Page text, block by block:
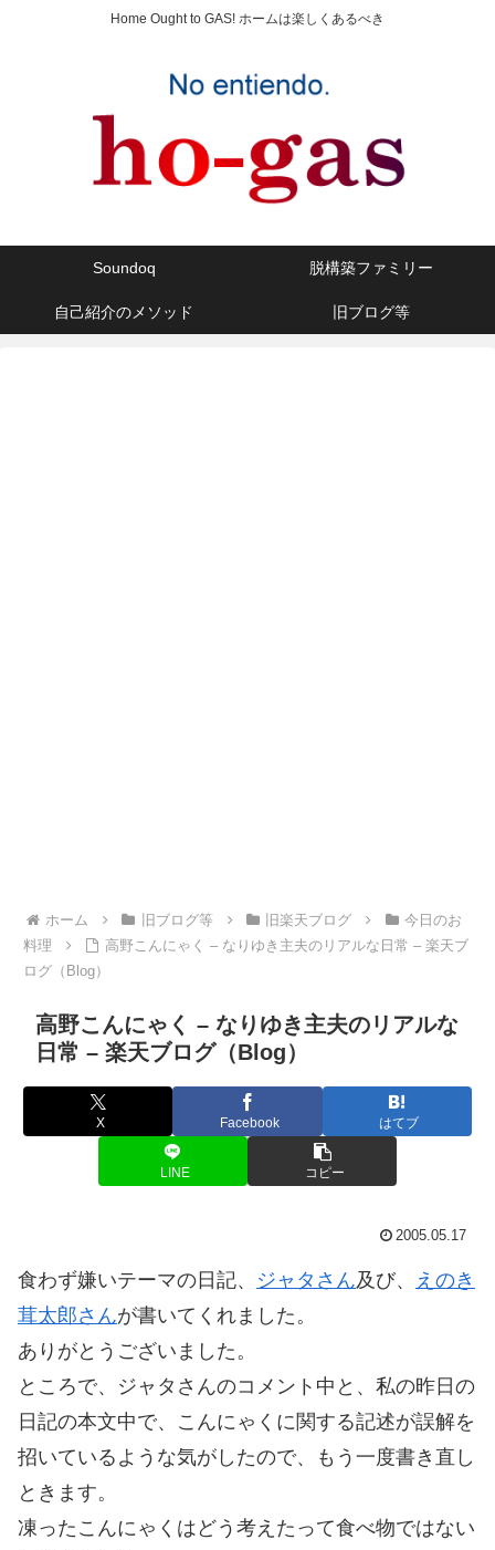
Home Ought to GAS! ホームは楽しくあるべき
Soundoq 脱構築ファミリー
自己紹介のメソッド 旧ブログ等
ホーム 旧ブログ等 旧楽天ブログ
今日のお
料理
高野こんにゃく – なりゆき主夫のリアルな日常 – 楽天ブ
ログ（Blog）
高野こんにゃく – なりゆき主夫のリアルな
日常 – 楽天ブログ（Blog）
X Facebook はてブ
LINE コピー
2005.05.17
食わず嫌いテーマの日記、 ジャタさん及び、
えのき
茸太郎さんが書いてくれました。
ありがとうございました。
ところで、ジャタさんのコメント中と、私の昨日の
日記の本文中で、こんにゃくに関する記述が誤解を
招いているような気がしたので、もう一度書き直し
ときます。
凍ったこんにゃくはどう考えたって食べ物ではない